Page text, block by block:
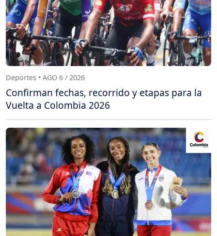
Deportes • AGO 6 / 2026
Confirman fechas, recorrido y etapas para la
Vuelta a Colombia 2026